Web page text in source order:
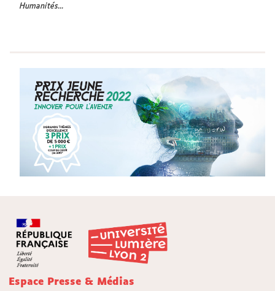
Humanités...
Espace Presse & Médias